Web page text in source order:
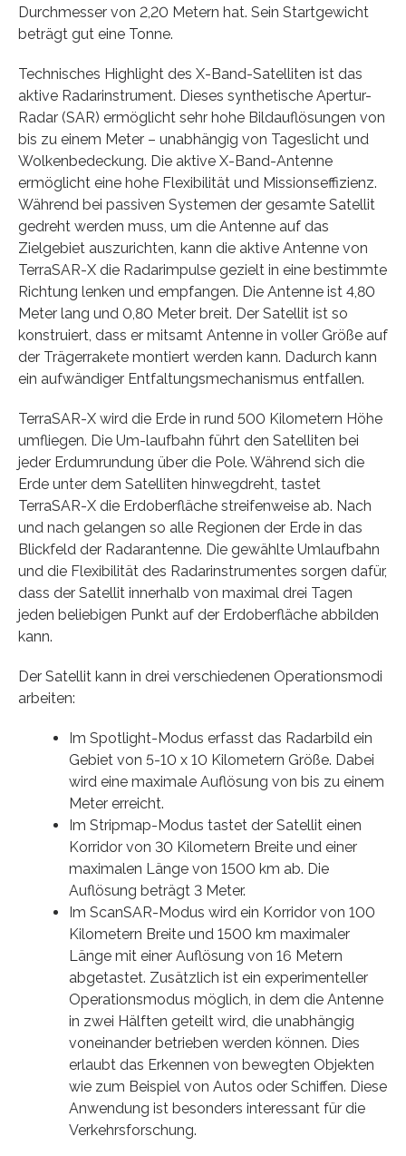
Durchmesser von 2,20 Metern hat. Sein Startgewicht
beträgt gut eine Tonne.
Technisches Highlight des X-Band-Satelliten ist das
aktive Radarinstrument. Dieses synthetische Apertur-
Radar (SAR) ermöglicht sehr hohe Bildauflösungen von
bis zu einem Meter – unabhängig von Tageslicht und
Wolkenbedeckung. Die aktive X-Band-Antenne
ermöglicht eine hohe Flexibilität und Missionseffizienz.
Während bei passiven Systemen der gesamte Satellit
gedreht werden muss, um die Antenne auf das
Zielgebiet auszurichten, kann die aktive Antenne von
TerraSAR-X die Radarimpulse gezielt in eine bestimmte
Richtung lenken und empfangen. Die Antenne ist 4,80
Meter lang und 0,80 Meter breit. Der Satellit ist so
konstruiert, dass er mitsamt Antenne in voller Größe auf
der Trägerrakete montiert werden kann. Dadurch kann
ein aufwändiger Entfaltungsmechanismus entfallen.
TerraSAR-X wird die Erde in rund 500 Kilometern Höhe
umfliegen. Die Um-laufbahn führt den Satelliten bei
jeder Erdumrundung über die Pole. Während sich die
Erde unter dem Satelliten hinwegdreht, tastet
TerraSAR-X die Erdoberfläche streifenweise ab. Nach
und nach gelangen so alle Regionen der Erde in das
Blickfeld der Radarantenne. Die gewählte Umlaufbahn
und die Flexibilität des Radarinstrumentes sorgen dafür,
dass der Satellit innerhalb von maximal drei Tagen
jeden beliebigen Punkt auf der Erdoberfläche abbilden
kann.
Der Satellit kann in drei verschiedenen Operationsmodi
arbeiten:
Im Spotlight-Modus erfasst das Radarbild ein
Gebiet von 5-10 x 10 Kilometern Größe. Dabei
wird eine maximale Auflösung von bis zu einem
Meter erreicht.
Im Stripmap-Modus tastet der Satellit einen
Korridor von 30 Kilometern Breite und einer
maximalen Länge von 1500 km ab. Die
Auflösung beträgt 3 Meter.
Im ScanSAR-Modus wird ein Korridor von 100
Kilometern Breite und 1500 km maximaler
Länge mit einer Auflösung von 16 Metern
abgetastet. Zusätzlich ist ein experimenteller
Operationsmodus möglich, in dem die Antenne
in zwei Hälften geteilt wird, die unabhängig
voneinander betrieben werden können. Dies
erlaubt das Erkennen von bewegten Objekten
wie zum Beispiel von Autos oder Schiffen. Diese
Anwendung ist besonders interessant für die
Verkehrsforschung.